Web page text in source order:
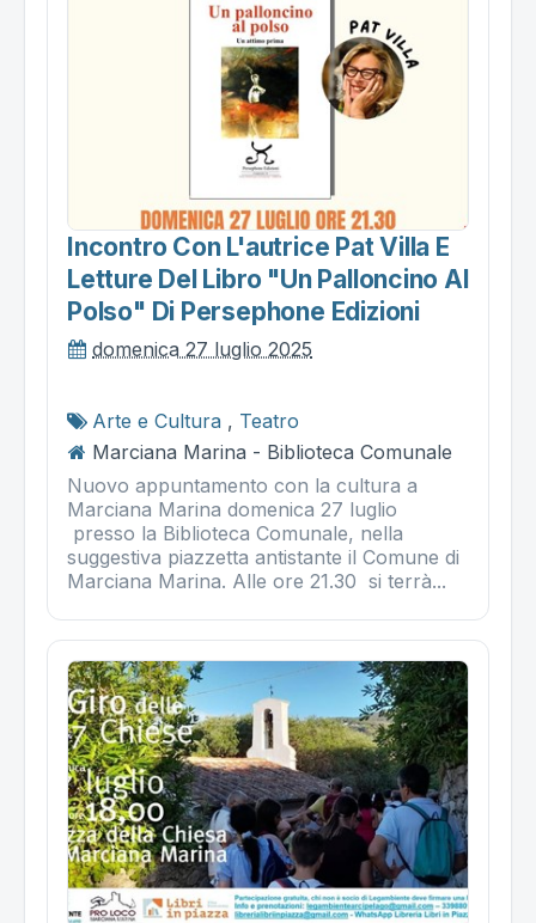
Incontro Con L'autrice Pat Villa E
Letture Del Libro "un Palloncino Al
Polso" Di Persephone Edizioni
domenica 27 luglio 2025
Arte e Cultura , Teatro
Marciana Marina - Biblioteca Comunale
Nuovo appuntamento con la cultura a
Marciana Marina domenica 27 luglio
presso la Biblioteca Comunale, nella
suggestiva piazzetta antistante il Comune di
Marciana Marina. Alle ore 21.30 si terrà...